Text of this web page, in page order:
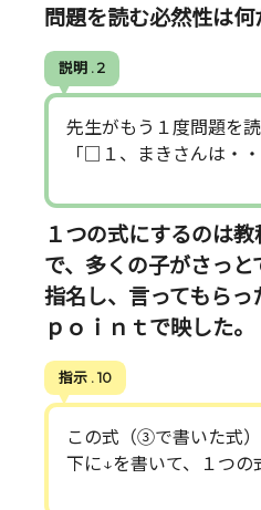
問題を読む必然性は何
説明 . 2
先生がもう１度問題を読
「□１、まきさんは・・
１つの式にするのは
で、多くの子がさっ
指名し、言ってもら
ｐｏｉｎｔで映した。
指示 . 10
この式（③で書いた式）
下に↓を書いて、１つの